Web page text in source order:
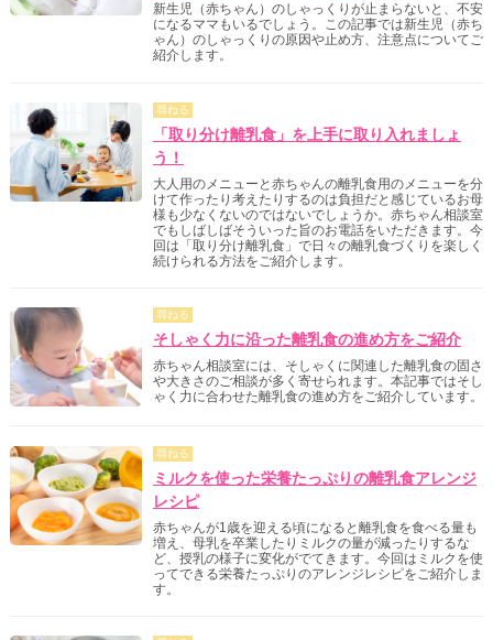
新生児（赤ちゃん）のしゃっくりが止まらないと、不安
になるママもいるでしょう。この記事では新生児（赤ち
ゃん）のしゃっくりの原因や止め方、注意点についてご
紹介します。
尋ねる
「取り分け離乳食」を上手に取り入れましょ
う！
大人用のメニューと赤ちゃんの離乳食用のメニューを分
けて作ったり考えたりするのは負担だと感じているお母
様も少なくないのではないでしょうか。赤ちゃん相談室
でもしばしばそういった旨のお電話をいただきます。今
回は「取り分け離乳食」で日々の離乳食づくりを楽しく
続けられる方法をご紹介します。
尋ねる
そしゃく力に沿った離乳食の進め方をご紹介
赤ちゃん相談室には、そしゃくに関連した離乳食の固さ
や大きさのご相談が多く寄せられます。本記事ではそし
ゃく力に合わせた離乳食の進め方をご紹介しています。
尋ねる
ミルクを使った栄養たっぷりの離乳食アレンジ
レシピ
赤ちゃんが1歳を迎える頃になると離乳食を食べる量も
増え、母乳を卒業したりミルクの量が減ったりするな
ど、授乳の様子に変化がでてきます。今回はミルクを使
ってできる栄養たっぷりのアレンジレシピをご紹介しま
す。